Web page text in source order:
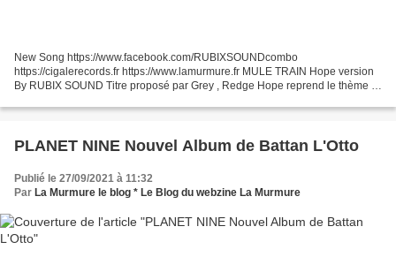
New Song https://www.facebook.com/RUBIXSOUNDcombo
https://cigalerecords.fr https://www.lamurmure.fr MULE TRAIN Hope version
By RUBIX SOUND Titre proposé par Grey , Redge Hope reprend le thème et
PLANET NINE Nouvel Album de Battan L'Otto
Publié le 27/09/2021 à 11:32
Par La Murmure le blog * Le Blog du webzine La Murmure